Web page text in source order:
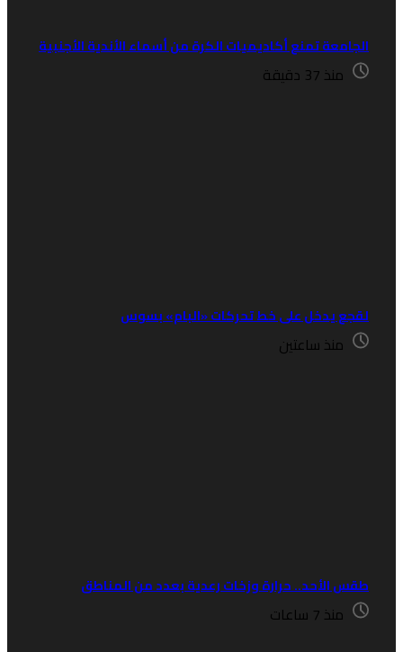
تمنع أكاديميات الكرة من أسماء الأندية الأجنبية
منذ 37 دقيقة
يدخل على خط تحركات «البام» بسوس
منذ ساعتين
الأحد.. حرارة وزخات رعدية بعدد من المناطق
منذ 7 ساعات